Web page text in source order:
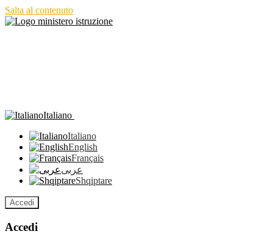
Salta al contenuto
Italiano
Italiano
English
Français
عربى
Shqiptare
Accedi
Accedi